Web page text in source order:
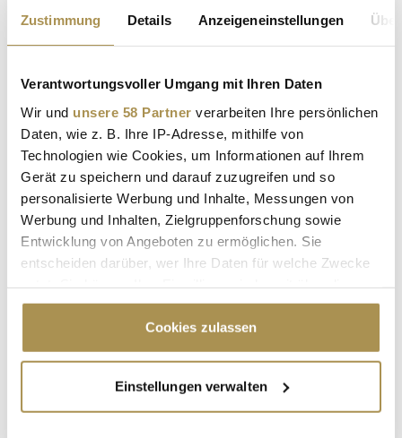
Zustimmung Details Anzeigeneinstellungen
Verantwortungsvoller Umgang mit Ihren Daten
Wir und unsere 58 Partner verarbeiten Ihre persönlichen
Daten, wie z. B. Ihre IP-Adresse, mithilfe von
Technologien wie Cookies, um Informationen auf Ihrem
Gerät zu speichern und darauf zuzugreifen und so
personalisierte Werbung und Inhalte, Messungen von
Werbung und Inhalten, Zielgruppenforschung sowie
Entwicklung von Angeboten zu ermöglichen. Sie
entscheiden darüber, wer Ihre Daten für welche Zwecke
Cookie-Erklärung oder durch Klicken auf das Privacy
Trigger Symbol ändern oder widerrufen
Informationen über Ihre geografische Lage
erfassen, welche bis auf einige Meter genau sein
Cookies zulassen
Einstellungen verwalten